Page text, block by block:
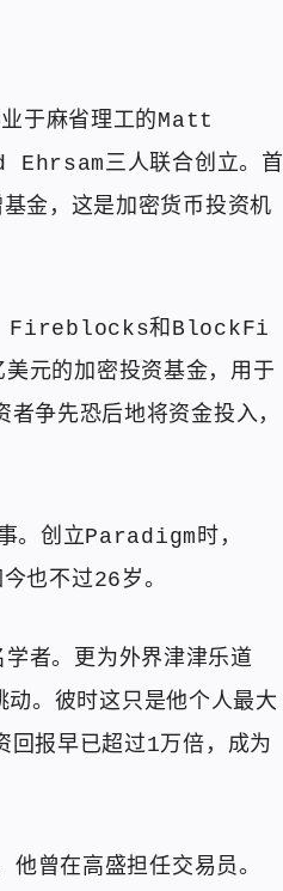
于麻省理工的Matt
三人联合创立。首
金，这是加密货币投资机
、Fireblocks和BlockFi
元的加密投资基金，用于
争先恐后地将资金投入，
。创立Paradigm时，
也不过26岁。
者。更为外界津津乐道
。彼时这只是他个人最大
回报早已超过1万倍，成为
曾在高盛担任交易员。